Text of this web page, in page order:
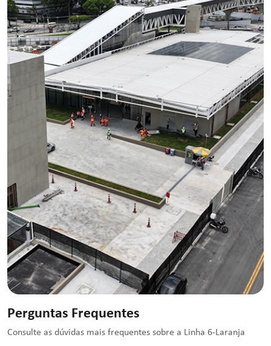
Perguntas Frequentes
Consulte as dúvidas mais frequentes sobre a Linha 6-Laranja